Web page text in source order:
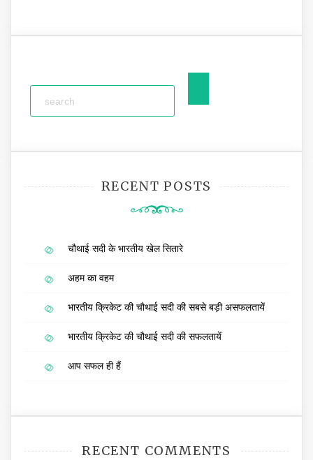
RECENT POSTS
चौथाई सदी के भारतीय खेल सितारे
अहम का वहम
भारतीय क्रिकेट की चौथाई सदी की सबसे बड़ी असफलतायें
भारतीय क्रिकेट की चौथाई सदी की सफलतायें
आप सफल ही हैं
RECENT COMMENTS